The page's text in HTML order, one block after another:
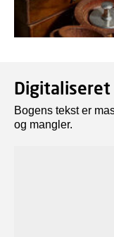
Digitaliseret
Bogens tekst er
og mangler.